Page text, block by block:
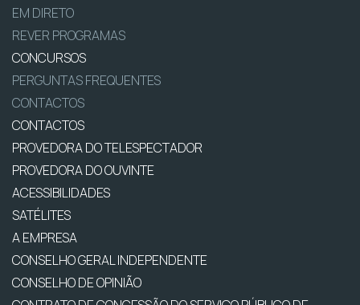
EM DIRETO
REVER PROGRAMAS
CONCURSOS
PERGUNTAS FREQUENTES
CONTACTOS
CONTACTOS
PROVEDORA DO TELESPECTADOR
PROVEDORA DO OUVINTE
ACESSIBILIDADES
SATÉLITES
A EMPRESA
CONSELHO GERAL INDEPENDENTE
CONSELHO DE OPINIÃO